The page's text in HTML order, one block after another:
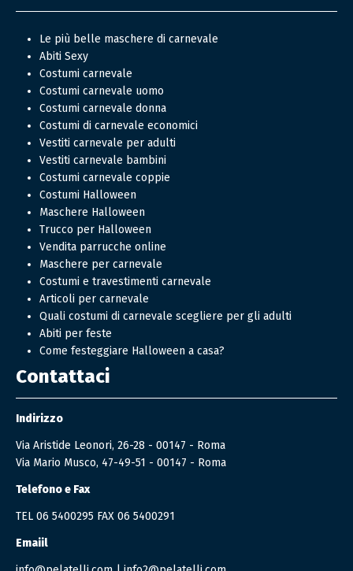
Le più belle maschere di carnevale
Abiti Sexy
Costumi carnevale
Costumi carnevale uomo
Costumi carnevale donna
Costumi di carnevale economici
Vestiti carnevale per adulti
Vestiti carnevale bambini
Costumi carnevale coppie
Costumi Halloween
Maschere Halloween
Trucco per Halloween
Vendita parrucche online
Maschere per carnevale
Costumi e travestimenti carnevale
Articoli per carnevale
Quali costumi di carnevale scegliere per gli adulti
Abiti per feste
Come festeggiare Halloween a casa?
Contattaci
Indirizzo
Via Aristide Leonori, 26-28 - 00147 - Roma
Via Mario Musco, 47-49-51 - 00147 - Roma
Telefono e Fax
TEL 06 5400295 FAX 06 5400291
Emaiil